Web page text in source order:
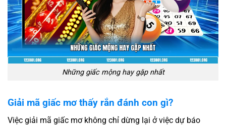
Những giấc mộng hay gặp nhất
Giải mã giấc mơ thấy rắn đánh con gì?
Việc giải mã giấc mơ không chỉ dừng lại ở việc dự báo